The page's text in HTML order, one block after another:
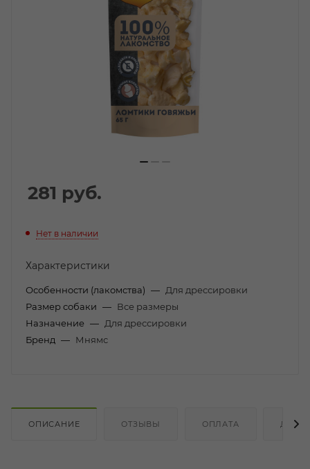
281 руб.
Нет в наличии
Характеристики
Особенности (лакомства) — Для дрессировки
Размер собаки — Все размеры
Назначение — Для дрессировки
Бренд — Мнямс
ОПИСАНИЕ ОТЗЫВЫ ОПЛАТА